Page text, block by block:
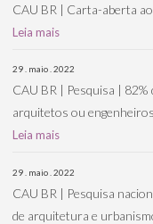
CAU BR | Carta-aberta
Leia mais
29 . maio . 2022
CAU BR | Pesquisa |
arquitetos ou engenheiros
Leia mais
29 . maio . 2022
CAU BR | Pesquisa
de arquitetura e